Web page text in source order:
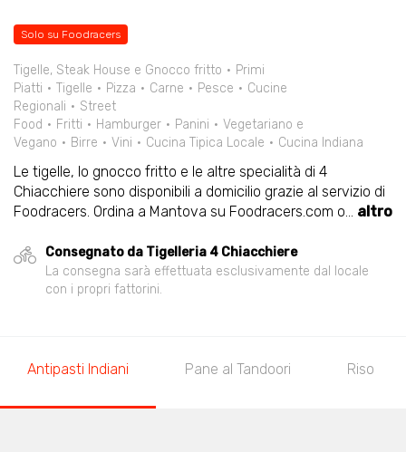
Solo su Foodracers
Tigelle, Steak House e Gnocco fritto
Primi
Piatti
Tigelle Pizza Carne Pesce
Cucine
Regionali
Street
Food
Fritti Hamburger Panini
Vegetariano e
Vegano
Birre Vini Cucina Tipica Locale Cucina Indiana
Le tigelle, lo gnocco fritto e le altre specialità di 4
Chiacchiere sono disponibili a domicilio grazie al servizio di
Foodracers. Ordina a Mantova su Foodracers.com o... altro
Consegnato da Tigelleria 4 Chiacchiere
La consegna sarà effettuata esclusivamente dal locale
con i propri fattorini.
Antipasti Indiani Pane al Tandoori Riso